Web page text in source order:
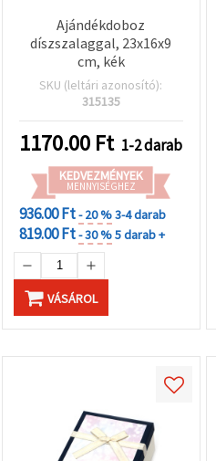
Ajándékdoboz
díszszalaggal, 23x16x9
cm, kék
SKU (leltári azonosító):
315135
1170.00 Ft 1-2 darab
KEDVEZMÉNYEK
MENNYISÉGHEZ
936.00 Ft- 20 %3-4 darab
819.00 Ft- 30 %5 darab +
VÁSÁROL